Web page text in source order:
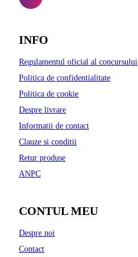
INFO
Regulamentul oficial al concursului
Politica de confidentialitate
Politica de cookie
Despre livrare
Informatii de contact
Clauze si conditii
Retur produse
ANPC
CONTUL MEU
Despre noi
Contact